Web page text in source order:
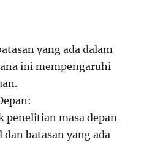
yang ada dalam
ini mempengaruhi
penelitian masa depan
dan batasan yang ada